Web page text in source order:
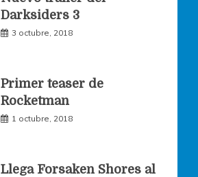
m
Darksiders 3
3 octubre, 2018
Primer teaser de
Rocketman
1 octubre, 2018
Llega Forsaken Shores al